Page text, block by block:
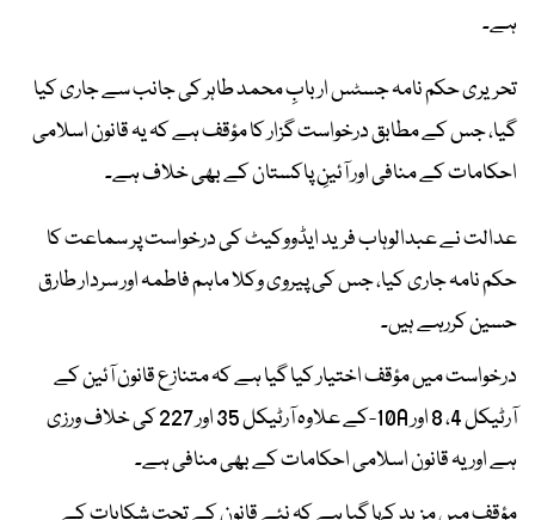
ہے۔
تحریری حکم نامہ جسٹس اربابِ محمد طاہر کی جانب سے جاری کیا
گیا، جس کے مطابق درخواست گزار کا مؤقف ہے کہ یہ قانون اسلامی
احکامات کے منافی اور آئینِ پاکستان کے بھی خلاف ہے۔
عدالت نے عبدالوہاب فرید ایڈووکیٹ کی درخواست پر سماعت کا
حکم نامہ جاری کیا، جس کی پیروی وکلا ماہم فاطمہ اور سردار طارق
حسین کررہے ہیں۔
درخواست میں مؤقف اختیار کیا گیا ہے کہ متنازع قانون آئین کے
آرٹیکل 4، 8 اور 10A-کے علاوہ آرٹیکل 35 اور 227 کی خلاف ورزی
ہے اور یہ قانون اسلامی احکامات کے بھی منافی ہے۔